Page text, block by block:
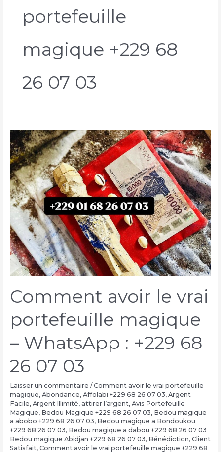
portefeuille
magique +229 68
26 07 03
Comment avoir le vrai
portefeuille magique
– WhatsApp : +229 68
26 07 03
Laisser un commentaire /Comment avoir le vrai portefeuille
magique, Abondance, Affolabi +229 68 26 07 03, Argent
Facile, Argent Illimité, attirer l’argent, Avis Portefeuille
Magique, Bedou Magique +229 68 26 07 03, Bedou magique
a abobo +229 68 26 07 03, Bedou magique a Bondoukou
+229 68 26 07 03, Bedou magique a dabou +229 68 26 07 03
Bedou magique Abidjan +229 68 26 07 03, Bénédiction, Client
Satisfait, Comment avoir le vrai portefeuille magique +229 68